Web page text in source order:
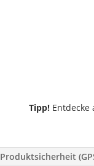
Tipp!Entdecke
Produktsicherheit